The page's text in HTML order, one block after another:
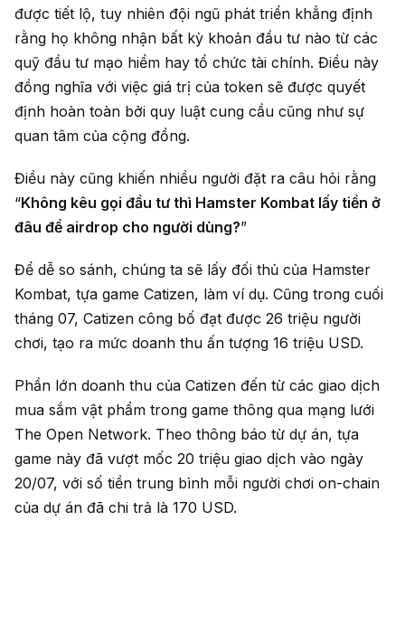
được tiết lộ, tuy nhiên đội ngũ phát triển khẳng định
rằng họ không nhận bất kỳ khoản đầu tư nào từ các
quỹ đầu tư mạo hiểm hay tổ chức tài chính. Điều này
đồng nghĩa với việc giá trị của token sẽ được quyết
định hoàn toàn bởi quy luật cung cầu cũng như sự
quan tâm của cộng đồng.
Điều này cũng khiến nhiều người đặt ra câu hỏi rằng
“Không kêu gọi đầu tư thì Hamster Kombat lấy tiền ở
đâu để airdrop cho người dùng?”
Để dễ so sánh, chúng ta sẽ lấy đối thủ của Hamster
Kombat, tựa game Catizen, làm ví dụ. Cũng trong cuối
tháng 07, Catizen công bố đạt được 26 triệu người
chơi, tạo ra mức doanh thu ấn tượng 16 triệu USD.
Phần lớn doanh thu của Catizen đến từ các giao dịch
mua sắm vật phẩm trong game thông qua mạng lưới
The Open Network. Theo thông báo từ dự án, tựa
game này đã vượt mốc 20 triệu giao dịch vào ngày
20/07, với số tiền trung bình mỗi người chơi on-chain
của dự án đã chi trả là 170 USD.